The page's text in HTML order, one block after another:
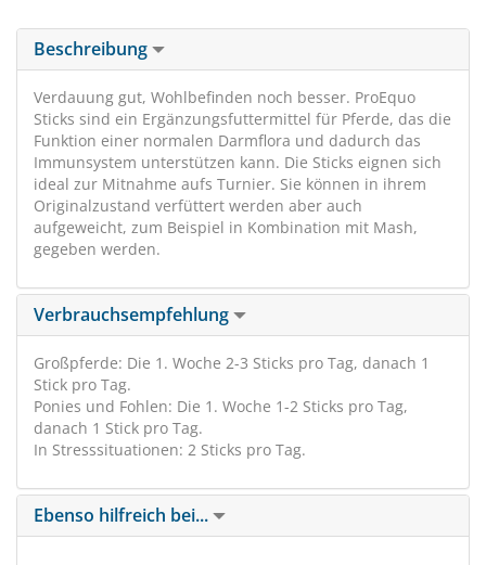
Beschreibung
Verdauung gut, Wohlbefinden noch besser. ProEquo
Sticks sind ein Ergänzungsfuttermittel für Pferde, das die
Funktion einer normalen Darmflora und dadurch das
Immunsystem unterstützen kann. Die Sticks eignen sich
ideal zur Mitnahme aufs Turnier. Sie können in ihrem
Originalzustand verfüttert werden aber auch
aufgeweicht, zum Beispiel in Kombination mit Mash,
gegeben werden.
Verbrauchsempfehlung
Großpferde: Die 1. Woche 2-3 Sticks pro Tag, danach 1
Stick pro Tag.
Ponies und Fohlen: Die 1. Woche 1-2 Sticks pro Tag,
danach 1 Stick pro Tag.
In Stresssituationen: 2 Sticks pro Tag.
Ebenso hilfreich bei...